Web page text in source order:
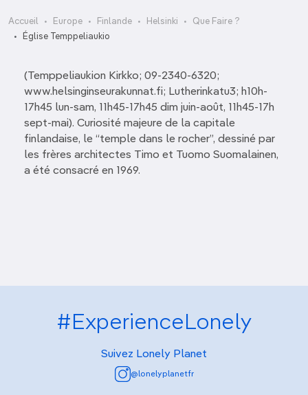
Accueil Europe Finlande Helsinki
Que Faire ?
Église Temppeliaukio
(Temppeliaukion Kirkko; 09-2340-6320;
www.helsinginseurakunnat.fi; Lutherinkatu3; h10h-
17h45 lun-sam, 11h45-17h45 dim juin-août, 11h45-17h
sept-mai). Curiosité majeure de la capitale
finlandaise, le “temple dans le rocher”, dessiné par
les frères architectes Timo et Tuomo Suomalainen,
a été consacré en 1969.
#ExperienceLonely
Suivez Lonely Planet
@lonelyplanetfr